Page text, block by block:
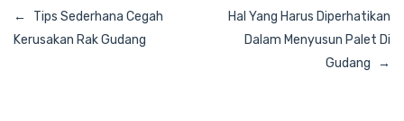
Navigasi
pos
Tips Sederhana Cegah
Kerusakan Rak Gudang
Hal Yang Harus Diperhatikan
Dalam Menyusun Palet Di
Gudang